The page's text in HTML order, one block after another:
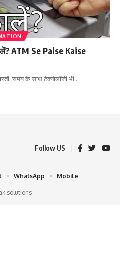
ATM Se Paise Kaise
समय के साथ टेक्नोलॉजी भी…
Follow US
solutions
WhatsApp Mobile